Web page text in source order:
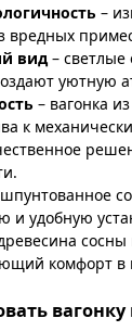
–
вредных
вид – светлые
уютную
– вагонка
к
и удобную
сосны
комфорт
вагонку